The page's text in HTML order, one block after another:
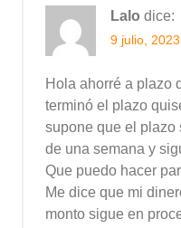
Lalo dice:
9 julio,
Hola ahorré a plazo
terminó el plazo
supone que el plazo
de una semana y
Que puedo hacer
Me dice que mi
monto sigue en